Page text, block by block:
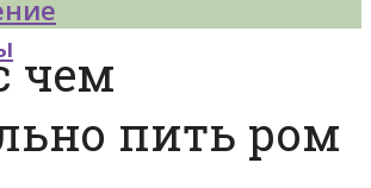
чем
пить ром